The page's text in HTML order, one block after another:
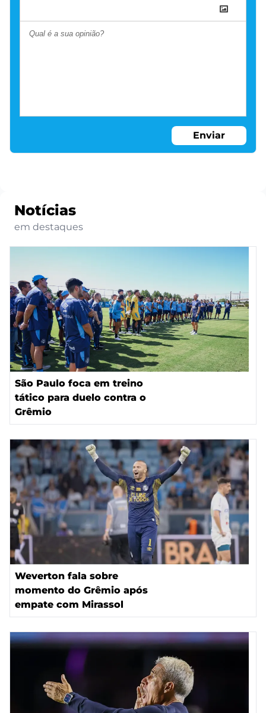
Enviar
Notícias
em destaques
São Paulo foca em treino
tático para duelo contra o
Grêmio
Weverton fala sobre
momento do Grêmio após
empate com Mirassol